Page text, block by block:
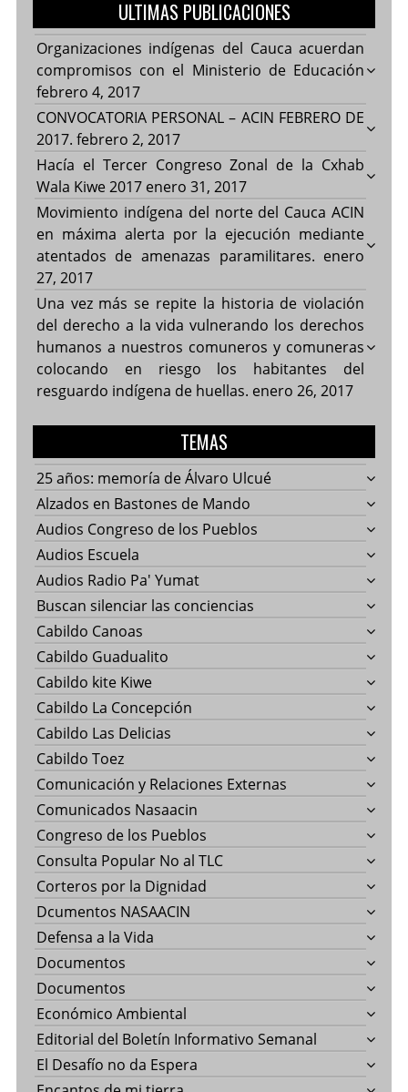
ULTIMAS PUBLICACIONES
Organizaciones indígenas del Cauca acuerdan
compromisos con el Ministerio de Educación
febrero 4, 2017
CONVOCATORIA PERSONAL – ACIN FEBRERO DE
2017. febrero 2, 2017
Hacía el Tercer Congreso Zonal de la Cxhab
Wala Kiwe 2017 enero 31, 2017
Movimiento indígena del norte del Cauca ACIN
en máxima alerta por la ejecución mediante
atentados de amenazas paramilitares. enero
27, 2017
Una vez más se repite la historia de violación
del derecho a la vida vulnerando los derechos
humanos a nuestros comuneros y comuneras
colocando en riesgo los habitantes del
resguardo indígena de huellas. enero 26, 2017
TEMAS
25 años: memoría de Álvaro Ulcué
Alzados en Bastones de Mando
Audios Congreso de los Pueblos
Audios Escuela
Audios Radio Pa' Yumat
Buscan silenciar las conciencias
Cabildo Canoas
Cabildo Guadualito
Cabildo kite Kiwe
Cabildo La Concepción
Cabildo Las Delicias
Cabildo Toez
Comunicación y Relaciones Externas
Comunicados Nasaacin
Congreso de los Pueblos
Consulta Popular No al TLC
Corteros por la Dignidad
Dcumentos NASAACIN
Defensa a la Vida
Documentos
Documentos
Económico Ambiental
Editorial del Boletín Informativo Semanal
El Desafío no da Espera